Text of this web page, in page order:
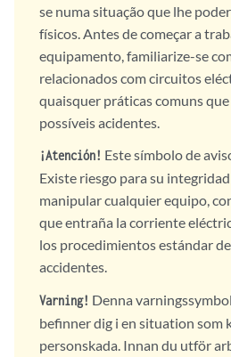
se numa situação que lhe
físicos. Antes de começar a
equipamento, familiarize-se
relacionados com circuitos
quaisquer práticas comuns
possíveis acidentes.
¡Atención! Este símbolo de
Existe riesgo para su
manipular cualquier equipo,
que entraña la corriente
los procedimientos estándar
accidentes.
Varning! Denna
befinner dig i en situation som
personskada. Innan du utför